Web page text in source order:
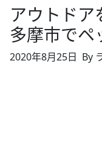
アウトドア
多摩市でペ
2020年8月25日 By